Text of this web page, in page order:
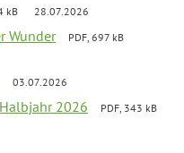
kB 28.07.2026
Wunder
PDF, 697 kB
03.07.2026
2026
PDF, 343 kB